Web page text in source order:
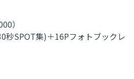
）
秒SPOT集)＋16Pフォトブックレ